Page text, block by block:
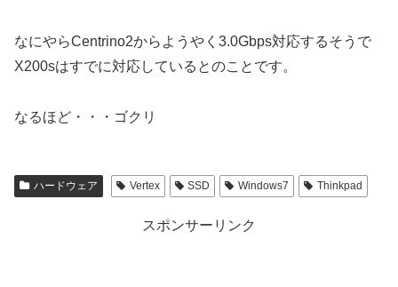
なにやらCentrino2からようやく3.0Gbps対応するそうで
X200sはすでに対応しているとのことです。
なるほど・・・ゴクリ
ハードウェア Vertex SSD Windows7 Thinkpad
スポンサーリンク